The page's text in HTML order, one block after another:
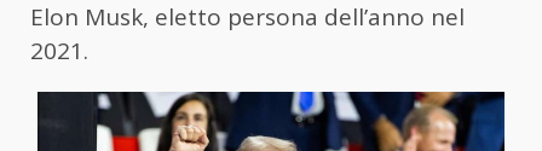
Elon Musk, eletto persona dell’anno nel
2021.